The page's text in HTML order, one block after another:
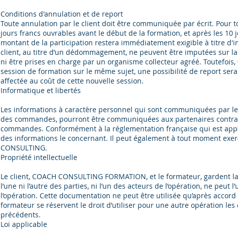
Conditions d'annulation et de report
Toute annulation par le client doit être communiquée par écrit. Pour
jours francs ouvrables avant le début de la formation, et après les
montant de la participation restera immédiatement exigible à titre
client, au titre d’un dédommagement, ne peuvent être imputées
ni être prises en charge par un organisme collecteur agréé. Toutefois,
session de formation sur le même sujet, une possibilité de report
affectée au coût de cette nouvelle session.
Informatique et libertés
Les informations à caractère personnel qui sont communiquées par
des commandes, pourront être communiquées aux partenaires
commandes. Conformément à la réglementation française qui est
des informations le concernant. Il peut également à tout moment
CONSULTING.
Propriété intellectuelle
Le client, COACH CONSULTING FORMATION, et le formateur,
l’une ni l’autre des parties, ni l’un des acteurs de l’opération, ne
l’opération. Cette documentation ne peut être utilisée qu’après
formateur se réservent le droit d’utiliser pour une autre opération
précédents.
Loi applicable